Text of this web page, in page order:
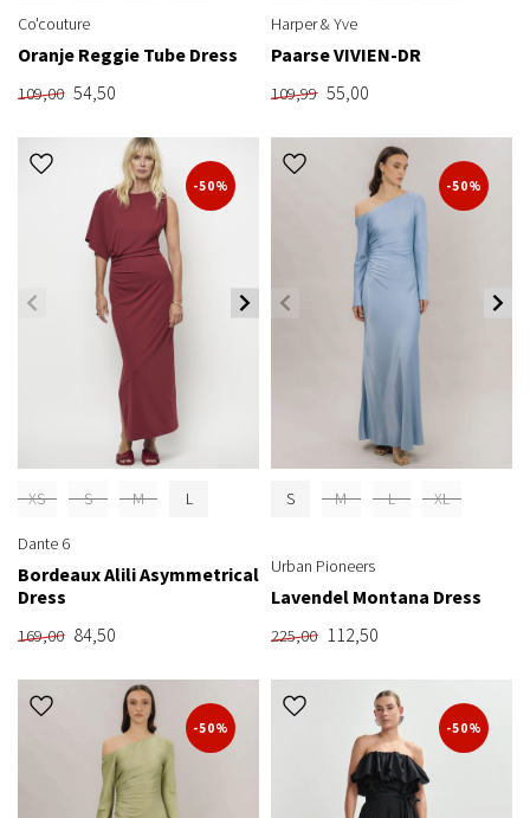
Co'couture
Oranje Reggie Tube Dress
109,00 54,50
Harper & Yve
Paarse VIVIEN-DR
109,99 55,00
-50%
XS S M L
Dante 6
Bordeaux Alili Asymmetrical
Dress
169,00 84,50
-50%
S M L XL
Urban Pioneers
Lavendel Montana Dress
225,00 112,50
-50% -50%